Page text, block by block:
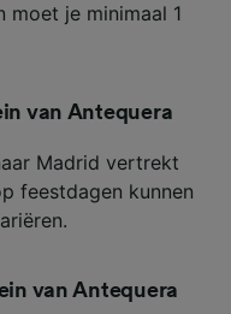
moet je minimaal 1
van Antequera
Madrid vertrekt
feestdagen kunnen
van Antequera